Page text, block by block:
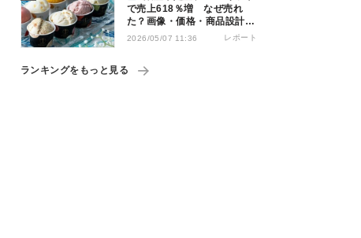
で売上618％増 なぜ売れ
た？画像・価格・商品設計を
解説
2026/05/07 11:36 レポート
ランキングをもっと見る